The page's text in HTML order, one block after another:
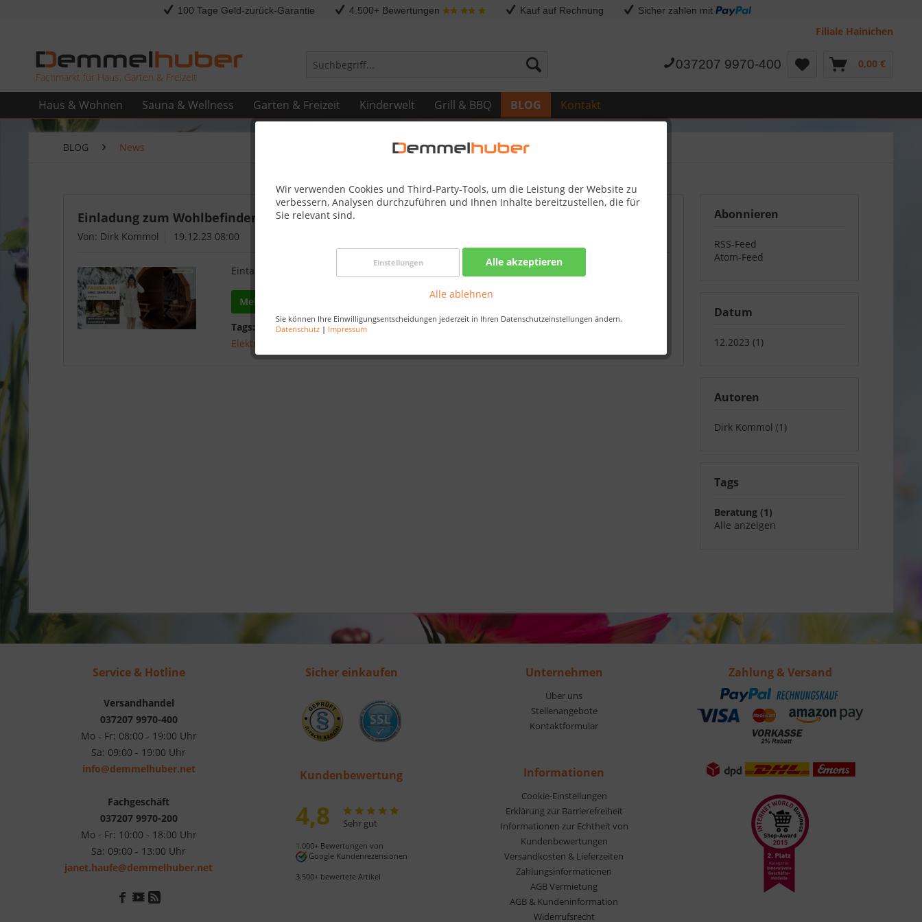
100 Tage Geld-zurück-Garantie 4.500+ Bewertungen Kauf auf Rechnung Sicher zahlen mit
Filiale Hainichen
Fachmarkt für Haus, Garten & Freizeit
037207 9970-400 0,00 €
Haus & Wohnen Sauna & Wellness Garten & Freizeit Kinderwelt Grill & BBQ BLOG Kontakt
Wir verwenden Cookies und Third-Party-Tools, um die Leistung der Website zu
verbessern, Analysen durchzuführen und Ihnen Inhalte bereitzustellen, die für
Sie relevant sind.
Einstellungen Alle akzeptieren
Alle ablehnen
Sie können Ihre Einwilligungsentscheidungen jederzeit in Ihren Datenschutzeinstellungen ändern.
Datenschutz | Impressum
BLOG News
Abonnieren
RSS-Feed
Atom-Feed
Datum
12.2023 (1)
Autoren
Dirk Kommol (1)
Tags
Beratung (1)
Alle anzeigen
Einladung zum Wohlbefinden: Die Neue Fasssauna bei Demmelhuber
Von: Dirk Kommol 19.12.23 08:00
Eintauchen in die Welt der Entspannung – mit Stil und Nachhaltigkeit
Mehr lesen
Tags:
Fasssauna,WellnessDesign Nachhaltigkeit Entspannung
Elektroofen
Service & Hotline
Versandhandel
037207 9970-400
Mo - Fr: 08:00 - 19:00 Uhr
Sa: 09:00 - 19:00 Uhr
info@demmelhuber.net
Fachgeschäft
037207 9970-200
Mo - Fr: 10:00 - 18:00 Uhr
Sa: 09:00 - 13:00 Uhr
janet.haufe@demmelhuber.net
Sicher einkaufen
Kundenbewertung
4,8 Sehr gut
1.000+ Bewertungen von
Google Kundenrezensionen
3.500+ bewertete Artikel
Unternehmen
Über uns
Stellenangebote
Kontaktformular
Informationen
Cookie-Einstellungen
Erklärung zur Barrierefreiheit
Informationen zur Echtheit von
Kundenbewertungen
Versandkosten & Lieferzeiten
Zahlungsinformationen
AGB Vermietung
AGB & Kundeninformation
Widerrufsrecht
Zahlung & Versand